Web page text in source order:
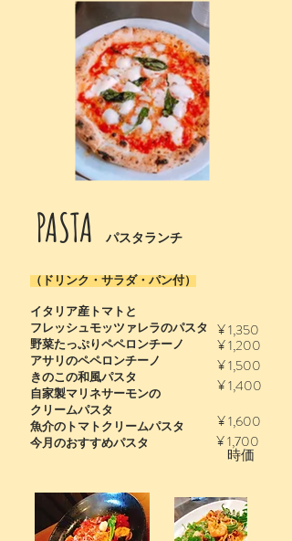
PASTA パスタランチ
（ドリンク・サラダ・パン付）
イタリア産トマトと
フレッシュモッツァレラのパスタ
野菜たっぷりペペロンチーノ
アサリのペペロンチーノ
きのこの和風パスタ
自家製マリネサーモンの
クリームパスタ
魚介のトマトクリームパスタ
今月のおすすめパスタ
¥ 1,350
¥ 1,200
¥ 1,500
¥ 1,400
¥ 1,600
¥ 1,700
時価